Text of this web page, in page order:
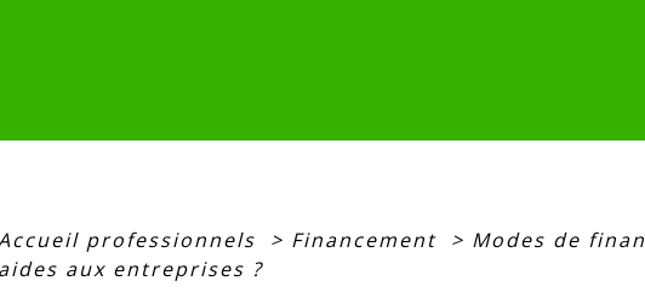
professionnels > Financement > Modes de
aides aux entreprises ?